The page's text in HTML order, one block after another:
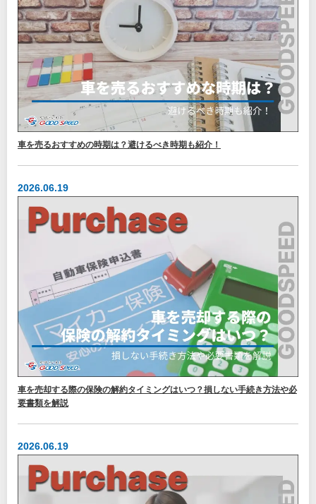
車を売るおすすめの時期は？避けるべき時期も紹介！
2026.06.19
車を売却する際の保険の解約タイミングはいつ？損しない手続き方法や必
要書類を解説
2026.06.19